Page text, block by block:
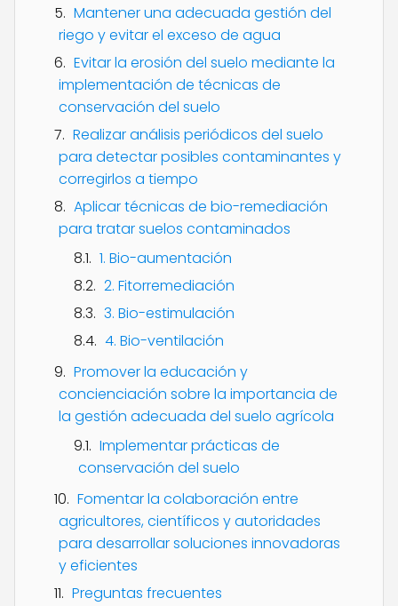
Mantener una adecuada gestión del
riego y evitar el exceso de agua
Evitar la erosión del suelo mediante la
implementación de técnicas de
conservación del suelo
Realizar análisis periódicos del suelo
para detectar posibles contaminantes y
corregirlos a tiempo
Aplicar técnicas de bio-remediación
para tratar suelos contaminados
1. Bio-aumentación
2. Fitorremediación
3. Bio-estimulación
4. Bio-ventilación
Promover la educación y
concienciación sobre la importancia de
la gestión adecuada del suelo agrícola
Implementar prácticas de
conservación del suelo
Fomentar la colaboración entre
agricultores, científicos y autoridades
para desarrollar soluciones innovadoras
y eficientes
Preguntas frecuentes